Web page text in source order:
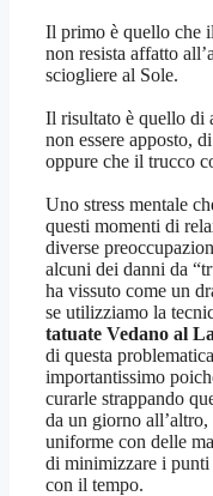
Il primo è quello che
non resista affatto
sciogliere al Sole.
Il risultato è quello di
non essere apposto,
oppure che il trucco
Uno stress mentale
questi momenti di
diverse
alcuni dei danni da
ha vissuto come un
se utilizziamo la
tatuate Vedano al
di questa
importantissimo
curarle strappando
da un giorno
uniforme con delle
di minimizzare i punti
con il tempo.